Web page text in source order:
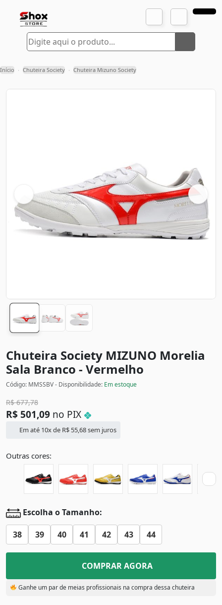
Início › Chuteira Society › Chuteira Mizuno Society
Chuteira Society MIZUNO Morelia
Sala Branco - Vermelho
Código: MMSSBV - Disponibilidade: Em estoque
R$677,78
R$ 501,09 no PIX
Em até 10x de R$ 55,68sem juros
Outras cores:
Escolha o Tamanho:
38 39 40 41 42 43 44
COMPRAR AGORA
Ganhe um par de meias profissionais na compra dessa chuteira